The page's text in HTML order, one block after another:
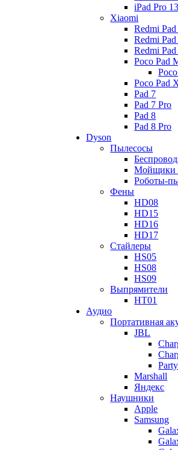
iPad Pro
Xiaomi
Redmi
Redmi Pad
Redmi
Poco Pad
Poco Pad
Pad 7
Pad 7 Pro
Pad 8
Pad 8 Pro
Dyson
Пылесосы
Мойщики
Роботы-
Фены
HD08
HD15
HD16
HD17
Стайлеры
HS05
HS08
HS09
Выпрямители
HT01
Аудио
Портативная
JBL
Marshall
Яндекс
Наушники
Apple
Samsung